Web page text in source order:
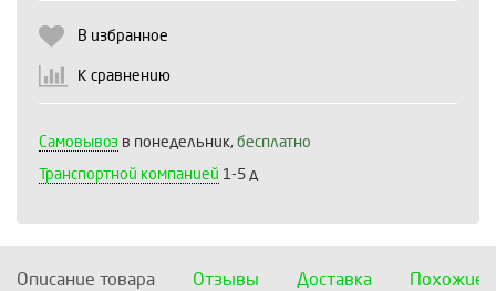
В избранное
К сравнению
Самовывоз в понедельник, бесплатно
Транспортной компанией 1-5 д
Описание товара Отзывы Доставка Похожие